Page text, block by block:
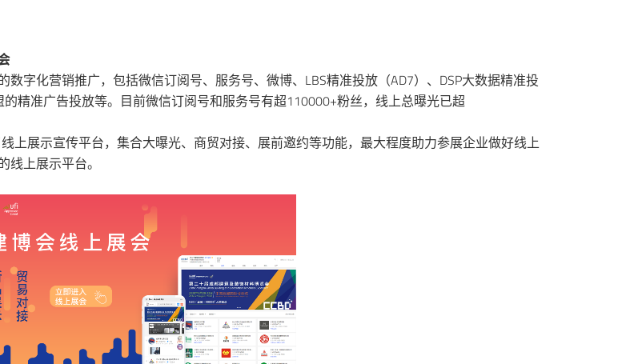
字化营销推广，包括微信订阅号、服务号、微博、LBS精准投放（AD7）、DSP大数据精准投
精准广告投放等。目前微信订阅号和服务号有超110000+粉丝，线上总曝光已超
上展示宣传平台，集合大曝光、商贸对接、展前邀约等功能，最大程度助力参展企业做好线上
上展示平台。